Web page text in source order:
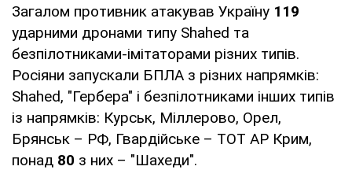
Загалом противник атакував Україну 119
ударними дронами типу Shahed та
безпілотниками-імітаторами різних типів.
Росіяни запускали БПЛА з різних напрямків:
Shahed, "Гербера" і безпілотниками інших типів
із напрямків: Курськ, Міллерово, Орел,
Брянськ – РФ, Гвардійське – ТОТ АР Крим,
понад 80 з них – "Шахеди".